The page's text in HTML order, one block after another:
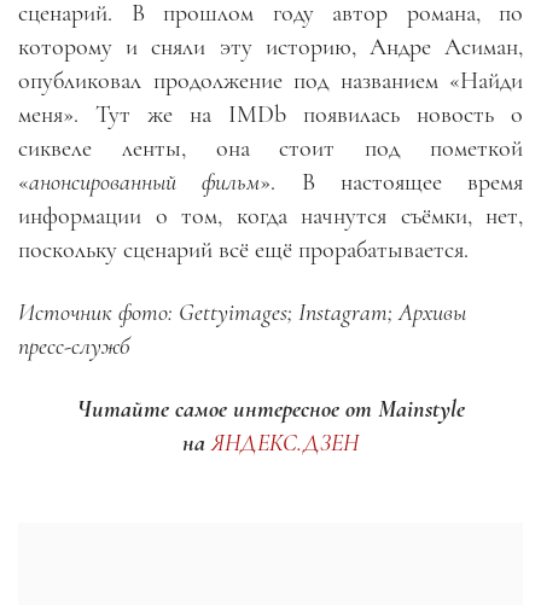
сценарий. В прошлом году автор романа, по
которому и сняли эту историю, Андре Асиман,
опубликовал продолжение под названием «Найди
меня». Тут же на IMDb появилась новость о
сиквеле ленты, она стоит под пометкой
«анонсированный фильм». В настоящее время
информации о том, когда начнутся съёмки, нет,
поскольку сценарий всё ещё прорабатывается.
Источник фото: Gettyimages; Instagram; Архивы
пресс-служб
Читайте самое интересное от Mainstyle
наЯНДЕКС.ДЗЕН